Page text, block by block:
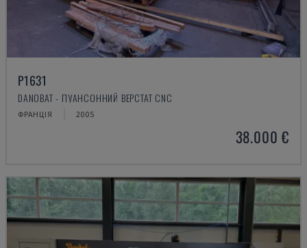
P1631
DANOBAT - ПУАНСОННИЙ ВЕРСТАТ CNC
ФРАНЦІЯ 2005
38.000 €